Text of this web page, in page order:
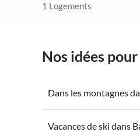
1 Logements
Nos idées